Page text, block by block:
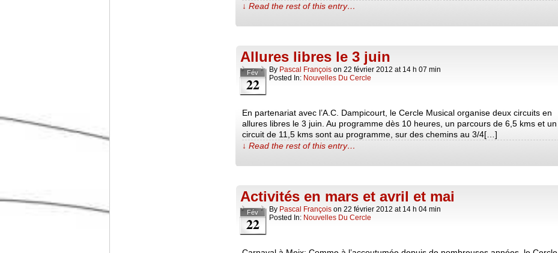
↓ Read the rest of this entry…
Allures libres le 3 juin
Fév
22
By Pascal François on 22 février 2012 at 14 h 07 min
Posted In: Nouvelles Du Cercle
En partenariat avec l’A.C. Dampicourt, le Cercle Musical organise deux circuits en
allures libres le 3 juin. Au programme dès 10 heures, un parcours de 6,5 kms et un
circuit de 11,5 kms sont au programme, sur des chemins au 3/4[…]
↓ Read the rest of this entry…
Activités en mars et avril et mai
Fév
22
By Pascal François on 22 février 2012 at 14 h 04 min
Posted In: Nouvelles Du Cercle